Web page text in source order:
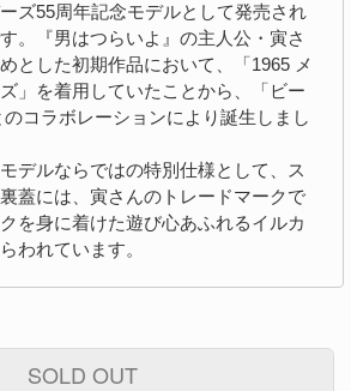
ズ55周年記念モデルとして発売され
。『男はつらいよ』の主人公・寅さ
とした初期作品において、「1965 メ
」を着用していたことから、「ビー
のコラボレーションにより誕生しまし
デルならではの特別仕様として、ス
蓋には、寅さんのトレードマークで
を身に着けた遊び心あふれるイルカ
われています。
SOLD OUT